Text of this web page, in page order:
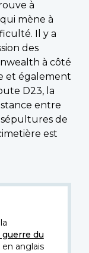
à
mène à
Il y a
des
à côté
et également
D23, la
entre
sépultures de
est
du
anglais